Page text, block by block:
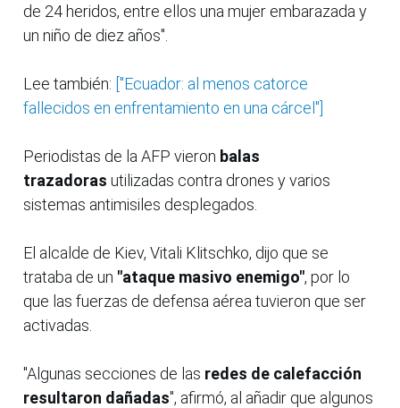
de 24 heridos, entre ellos una mujer embarazada y
un niño de diez años".
Lee también: ["Ecuador: al menos catorce
fallecidos en enfrentamiento en una cárcel"]
Periodistas de la AFP vieron balas
trazadoras utilizadas contra drones y varios
sistemas antimisiles desplegados.
El alcalde de Kiev, Vitali Klitschko, dijo que se
trataba de un "ataque masivo enemigo", por lo
que las fuerzas de defensa aérea tuvieron que ser
activadas.
"Algunas secciones de las redes de calefacción
resultaron dañadas", afirmó, al añadir que algunos